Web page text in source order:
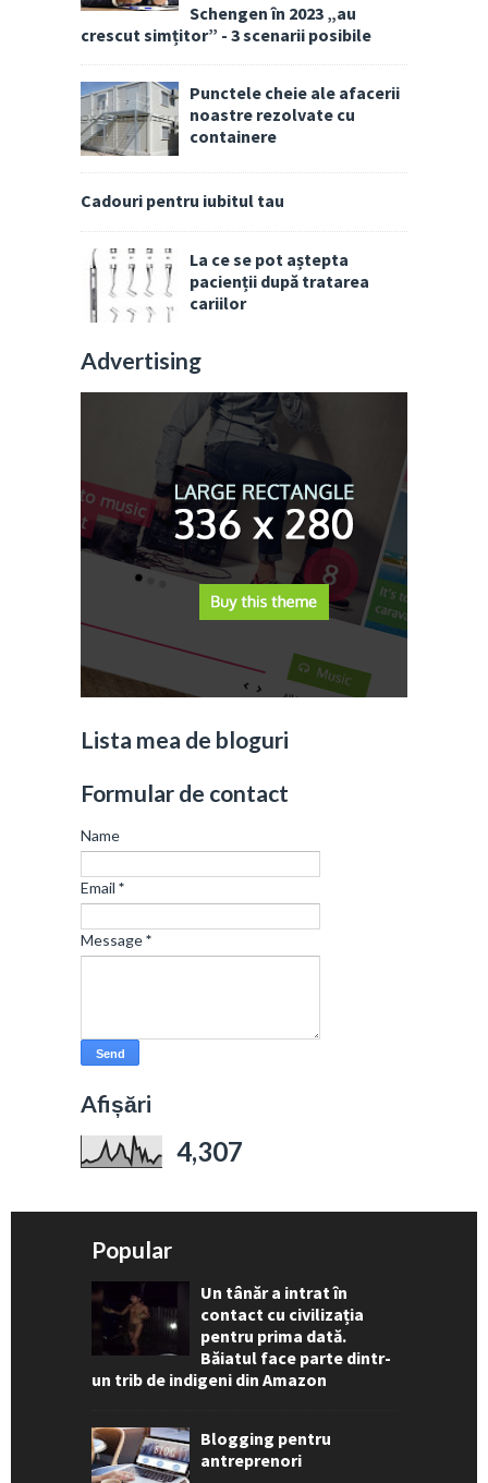
Schengen în 2023 „au
crescut simțitor” - 3 scenarii posibile
Punctele cheie ale afacerii
noastre rezolvate cu
containere
Cadouri pentru iubitul tau
La ce se pot aștepta
pacienții după tratarea
cariilor
Advertising
Lista mea de bloguri
Formular de contact
Name
Email *
Message*
Afișări
4,307
Popular
Un tânăr a intrat în
contact cu civilizația
pentru prima dată.
Băiatul face parte dintr-
un trib de indigeni din Amazon
Blogging pentru
antreprenori